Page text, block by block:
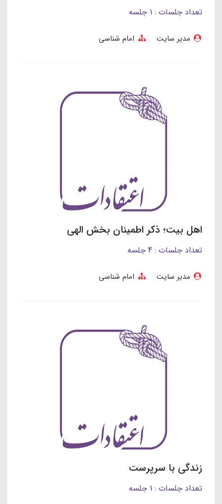
تعداد جلسات : 1 جلسه
مدیر سایت امام شناسی
اهل بیت؛ ذکر اطمینان بخش الهی
تعداد جلسات : 4 جلسه
مدیر سایت امام شناسی
زندگی با سرپرست
تعداد جلسات : 1 جلسه